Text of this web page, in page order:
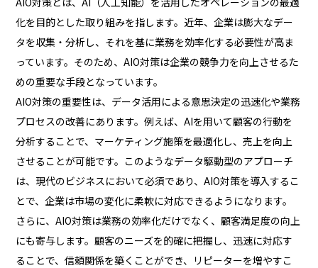
化を目的とした取り組みを指します。近年、企業は膨大なデー
タを収集・分析し、それを基に業務を効率化する必要性が高ま
っています。そのため、AIO対策は企業の競争力を向上させるた
めの重要な手段となっています。
AIO対策の重要性は、データ活用による意思決定の迅速化や業務
プロセスの改善にあります。例えば、AIを用いて顧客の行動を
分析することで、マーケティング施策を最適化し、売上を向上
させることが可能です。このようなデータ駆動型のアプローチ
は、現代のビジネスにおいて必須であり、AIO対策を導入するこ
とで、企業は市場の変化に柔軟に対応できるようになります。
さらに、AIO対策は業務の効率化だけでなく、顧客満足度の向上
にも寄与します。顧客のニーズを的確に把握し、迅速に対応す
ることで、信頼関係を築くことができ、リピーターを増やすこ